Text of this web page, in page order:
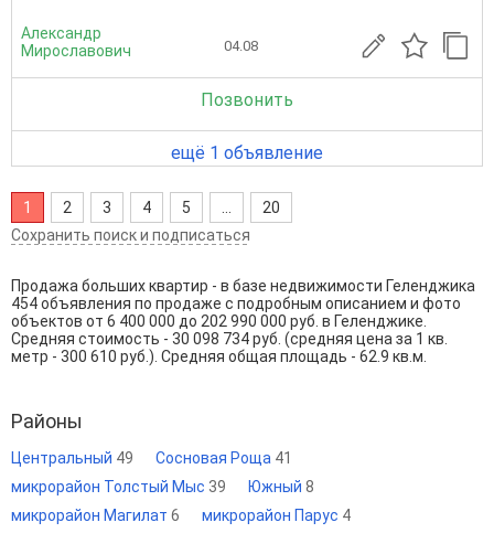
Александр
Мирославович
04.08
Позвонить
ещё 1 объявление
1 2 3 4 5
20
Сохранить поиск и подписаться
Продажа больших квартир - в базе недвижимости Геленджика
454 объявления по продаже с подробным описанием и фото
объектов от 6 400 000 до 202 990 000 руб. в Геленджике.
Средняя стоимость - 30 098 734 руб. (средняя цена за 1 кв.
метр - 300 610 руб.). Средняя общая площадь - 62.9 кв.м.
Районы
Центральный 49 Сосновая Роща 41
микрорайон Толстый Мыс 39 Южный 8
микрорайон Магилат 6 микрорайон Парус 4